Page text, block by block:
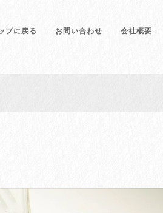
プに戻る お問い合わせ 会社概要